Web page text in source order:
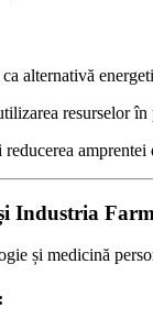
ca alternativă
resurselor în
amprentei
Industria
și medicină